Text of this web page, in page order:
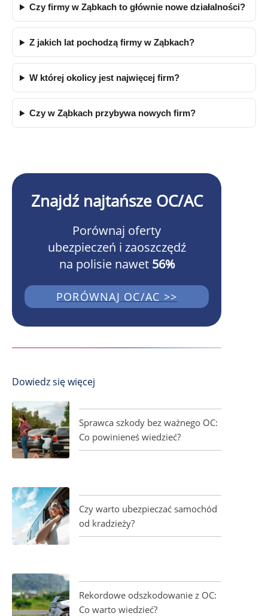
Czy firmy w Ząbkach to głównie nowe działalności?
Z jakich lat pochodzą firmy w Ząbkach?
W której okolicy jest najwięcej firm?
Czy w Ząbkach przybywa nowych firm?
Znajdź najtańsze OC/AC
Porównaj oferty
ubezpieczeń i zaoszczędź
na polisie nawet 56%
PORÓWNAJ OC/AC >>
Dowiedz się więcej
Sprawca szkody bez ważnego OC:
Co powinieneś wiedzieć?
Czy warto ubezpieczać samochód
od kradzieży?
Rekordowe odszkodowanie z OC:
Co warto wiedzieć?